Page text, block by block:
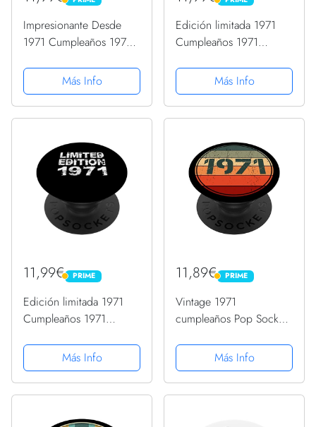
PRIME
Impresionante Desde
1971 Cumpleaños 1971
PopSockets PopGrip
Intercambiable
Más Info
PRIME
Edición limitada 1971
Cumpleaños 1971
PopSockets PopGrip
Intercambiable
Más Info
11,99€ PRIME
PRIME
Edición limitada 1971
Cumpleaños 1971
PopSockets PopGrip
Intercambiable
Más Info
11,89€ PRIME
PRIME
Vintage 1971
cumpleaños Pop Socket
cumpleaños 1971
PopSockets PopGrip
Intercambiable
Más Info